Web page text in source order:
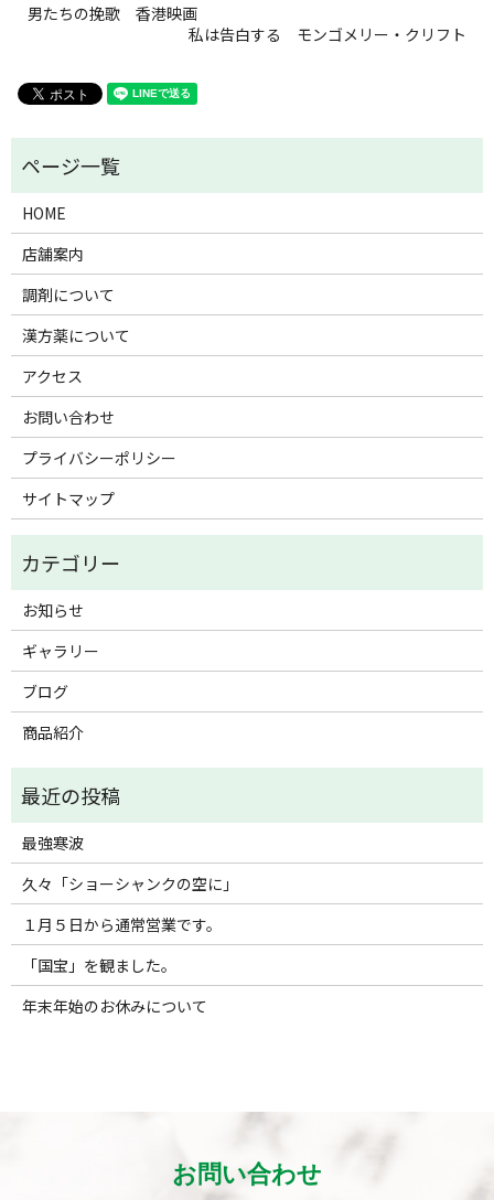
男たちの挽歌 香港映画
私は告白する モンゴメリー・クリフト
HOME
店舗案内
調剤について
漢方薬について
アクセス
お問い合わせ
プライバシーポリシー
サイトマップ
お知らせ
ギャラリー
ブログ
商品紹介
最強寒波
久々「ショーシャンクの空に」
１月５日から通常営業です。
「国宝」を観ました。
年末年始のお休みについて
お問い合わせ